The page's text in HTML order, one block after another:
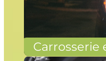
Carrosserie